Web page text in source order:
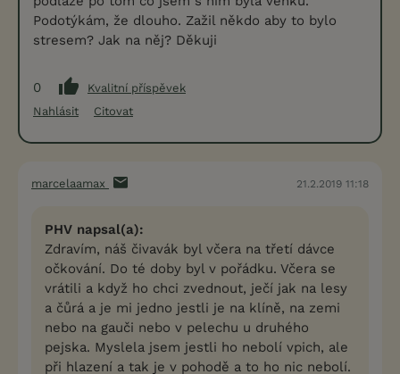
Podotýkám, že dlouho. Zažil někdo aby to bylo
stresem? Jak na něj? Děkuji
0
Kvalitní příspěvek
Nahlásit
Citovat
marcelaamax 21.2.2019 11:18
PHV napsal(a):
Zdravím, náš čivavák byl včera na třetí dávce
očkování. Do té doby byl v pořádku. Včera se
vrátili a když ho chci zvednout, ječí jak na lesy
a čůrá a je mi jedno jestli je na klíně, na zemi
nebo na gauči nebo v pelechu u druhého
pejska. Myslela jsem jestli ho nebolí vpich, ale
při hlazení a tak je v pohodě a to ho nic nebolí.